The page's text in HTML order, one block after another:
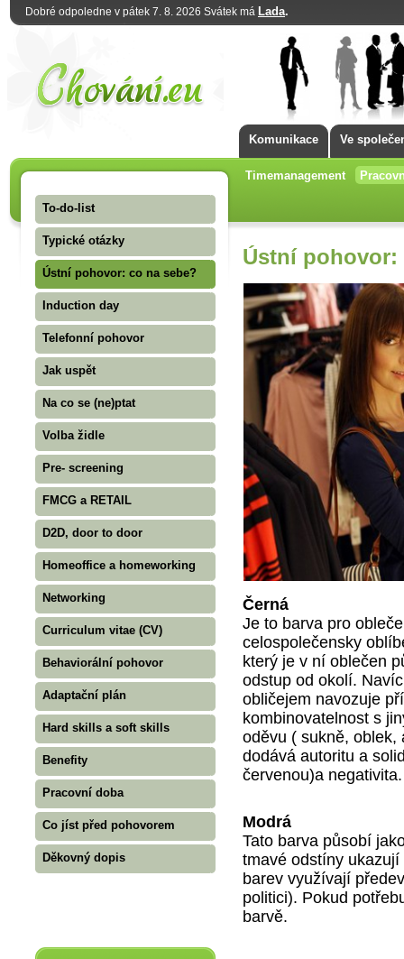
Dobré odpoledne v pátek 7. 8. 2026 Svátek má Lada.
Komunikace Ve
Timemanagement
To-do-list
Typické otázky
Ústní pohovor: co na sebe?
Induction day
Telefonní pohovor
Jak uspět
Na co se (ne)ptat
Volba židle
Pre- screening
FMCG a RETAIL
D2D, door to door
Homeoffice a homeworking
Networking
Curriculum vitae (CV)
Behaviorální pohovor
Adaptační plán
Hard skills a soft skills
Benefity
Pracovní doba
Co jíst před pohovorem
Děkovný dopis
Ústní pohovor:
Černá
Je to barva pro
celospolečensky
který je v ní oblečen
odstup od okolí.
obličejem navozuje
kombinovatelnost s
oděvu ( sukně, oblek,
dodává autoritu a
červenou)a negativita.
Modrá
Tato barva působí
tmavé odstíny
barev využívají
politici). Pokud
barvě.